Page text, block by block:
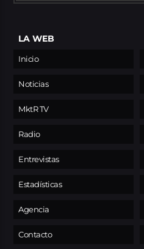
LA WEB
Inicio
Noticias
MktR TV
Radio
Entrevistas
Estadísticas
Agencia
Contacto